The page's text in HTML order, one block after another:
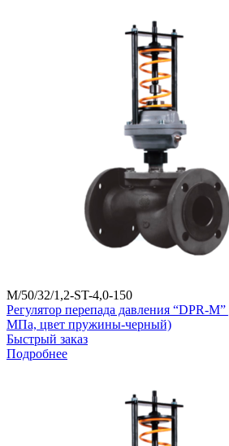
M/50/32/1,2-ST-4,0-150
Регулятор перепада давления “DPR-
МПа, цвет пружины-черный)
Быстрый заказ
Подробнее